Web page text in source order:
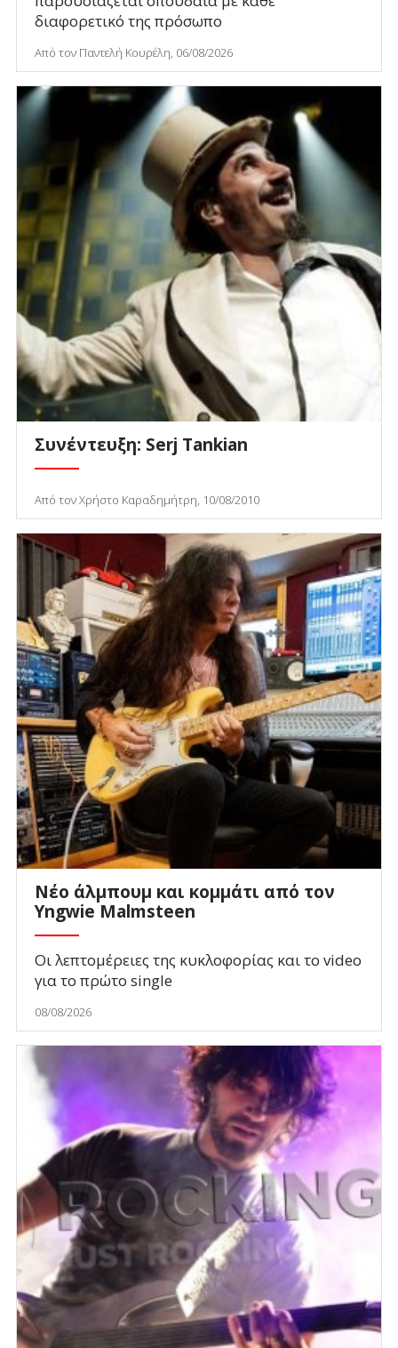
διαφορετικό της πρόσωπο
Από τον Παντελή Κουρέλη, 06/08/2026
Συνέντευξη: Serj Tankian
Από τον Χρήστο Καραδημήτρη, 10/08/2010
Νέο άλμπουμ και κομμάτι από τον
Yngwie Malmsteen
Οι λεπτομέρειες της κυκλοφορίας και το video
για το πρώτο single
08/08/2026